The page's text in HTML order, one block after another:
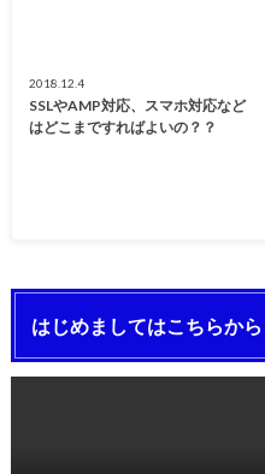
2018.12.4
SSLやAMP対応、スマホ対応など
はどこまですればよいの？？
はじめましてはこちらから